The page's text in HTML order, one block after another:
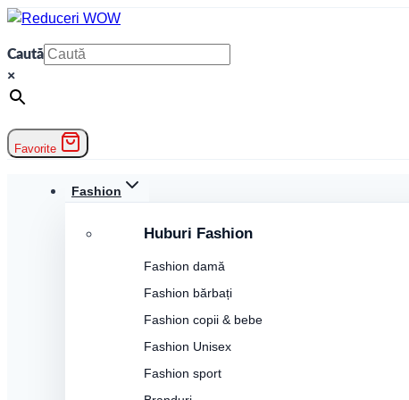
Skip
content
Caută
×
Favorite
Fashion
Huburi Fashion
Fashion damă
Fashion bărbați
Fashion copii & bebe
Fashion Unisex
Fashion sport